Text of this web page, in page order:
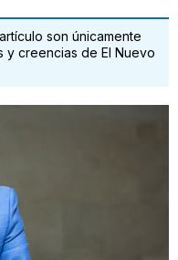
son únicamente
y creencias de El Nuevo